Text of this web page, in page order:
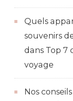
Quels
souvenirs
dans Top 7
voyage
Nos